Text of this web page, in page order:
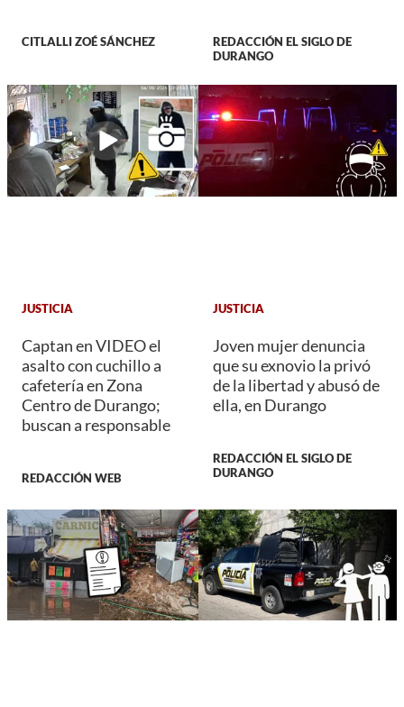
CITLALLI ZOÉ SÁNCHEZ
REDACCIÓN EL SIGLO DE
DURANGO
JUSTICIA
Captan en VIDEO el
asalto con cuchillo a
cafetería en Zona
Centro de Durango;
buscan a responsable
REDACCIÓN WEB
JUSTICIA
Joven mujer denuncia
que su exnovio la privó
de la libertad y abusó de
ella, en Durango
REDACCIÓN EL SIGLO DE
DURANGO